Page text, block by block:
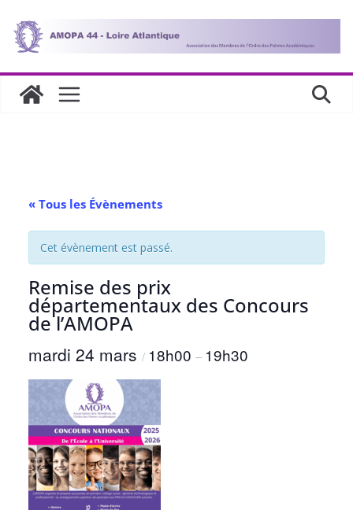
contenu
« Tous les Évènements
Cet évènement est passé.
Remise des prix
départementaux des Concours
de l’AMOPA
mardi 24 mars / 18h00 – 19h30